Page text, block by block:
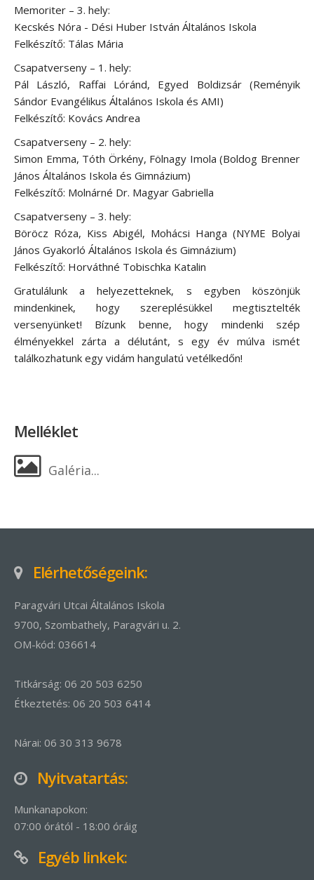
Memoriter – 3. hely:
Kecskés Nóra - Dési Huber István Általános Iskola
Felkészítő: Tálas Mária
Csapatverseny – 1. hely:
Pál László, Raffai Lóránd, Egyed Boldizsár (Reményik
Sándor Evangélikus Általános Iskola és AMI)
Felkészítő: Kovács Andrea
Csapatverseny – 2. hely:
Simon Emma, Tóth Örkény, Fölnagy Imola (Boldog Brenner
János Általános Iskola és Gimnázium)
Felkészítő: Molnárné Dr. Magyar Gabriella
Csapatverseny – 3. hely:
Böröcz Róza, Kiss Abigél, Mohácsi Hanga (NYME Bolyai
János Gyakorló Általános Iskola és Gimnázium)
Felkészítő: Horváthné Tobischka Katalin
Gratulálunk a helyezetteknek, s egyben köszönjük
mindenkinek, hogy szereplésükkel megtisztelték
versenyünket! Bízunk benne, hogy mindenki szép
élményekkel zárta a délutánt, s egy év múlva ismét
találkozhatunk egy vidám hangulatú vetélkedőn!
Melléklet
Galéria...
Elérhetőségeink:
Paragvári Utcai Általános Iskola
9700, Szombathely, Paragvári u. 2.
OM-kód: 036614
Titkárság: 06 20 503 6250
Étkeztetés: 06 20 503 6414
Nárai: 06 30 313 9678
Nyitvatartás:
Munkanapokon:
07:00 órától - 18:00 óráig
Egyéb linkek: